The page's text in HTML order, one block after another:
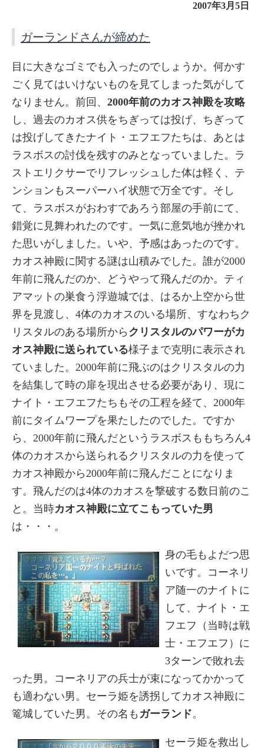
2007年3月5日
ガーランドさんが締めた
目に大きなゴミでも入ったのでしょうか。何かす
ごく見てはいけないものを見てしまった気がして
なりません。前回、 2000年前のカオス神殿を攻略
し、過去のカオス供をちぎっては投げ、ちぎって
は投げしてきたナイト・エフエフたちは、あとは
ラスボスの討伐を残すのみとなっていました。ラ
ストエリクサーでリフレッシュした体は軽く、テ
ンションもスーパーハイ状態で万全です。そし
て、ラスボスがおわすであろう部屋の手前にて、
錯覚に見舞われたのです。一気に意気地が挫かれ
た思いがしました。いや、予感はあったのです。
カオス神殿に関する謎は山積みでした。誰が2000
年前に飛んだのか、どうやって飛んだのか。ティ
アマットの巣食う浮遊城では、はるか上空から世
界を見渡し、4体のカオスのいる場所、すなわちク
リスタルのある場所から クリスタルのパワーがカ
オス神殿に送られている様子まで克明に表示され
ていました。2000年前に飛ぶのはクリスタルの力
を結集して時の扉を現出させる必要があり、現に
ナイト・エフエフたちもその工程を経て、2000年
前にタイムワープを果たしたのでした。ですか
ら、2000年前に飛んだというラスボスももちろん4
体のカオスから送られるクリスタルの力を使って
カオス神殿から2000年前に飛んだことになりま
す。飛んだのは4体のカオスを撃破する数日前のこ
と。当時カオス神殿に立てこもっていた男
は・・・。
身の毛もよだつ思
いです。コーネリ
ア随一のナイトに
して、ナイト・エ
フエフ（当時は戦
士・エフエフ）に
3ターンで敗れ去
った男。コーネリアの兵士が束になってかかって
も適わない男。セーラ姫を誘拐してカオス神殿に
篭城していた男。その名も ガーランド。
セーラ姫を救出し